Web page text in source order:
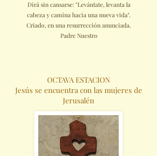
Dirá sin cansarse: "Levántate, levanta la
cabeza y camina hacia una nueva vida".
Criado, en una resurrección anunciada.
Padre Nuestro
OCTAVA ESTACION
Jesús se encuentra con las mujeres de
Jerusalén